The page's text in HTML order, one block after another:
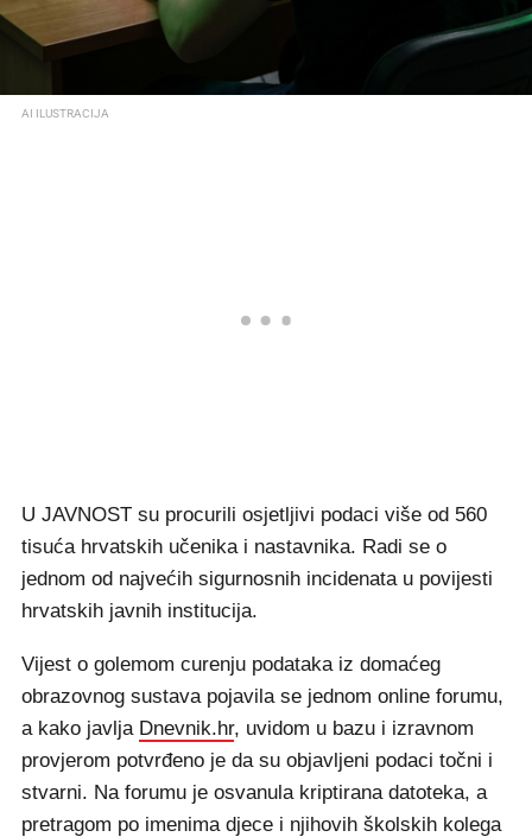
AI ILUSTRACIJA
U JAVNOST su procurili osjetljivi podaci više od 560
tisuća hrvatskih učenika i nastavnika. Radi se o
jednom od najvećih sigurnosnih incidenata u povijesti
hrvatskih javnih institucija.
Vijest o golemom curenju podataka iz domaćeg
obrazovnog sustava pojavila se jednom online forumu,
a kako javlja Dnevnik.hr, uvidom u bazu i izravnom
provjerom potvrđeno je da su objavljeni podaci točni i
stvarni. Na forumu je osvanula kriptirana datoteka, a
pretragom po imenima djece i njihovih školskih kolega